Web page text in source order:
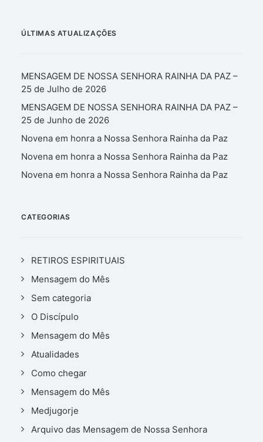
ÚLTIMAS ATUALIZAÇÕES
MENSAGEM DE NOSSA SENHORA RAINHA DA PAZ –
25 de Julho de 2026
MENSAGEM DE NOSSA SENHORA RAINHA DA PAZ –
25 de Junho de 2026
Novena em honra a Nossa Senhora Rainha da Paz
Novena em honra a Nossa Senhora Rainha da Paz
Novena em honra a Nossa Senhora Rainha da Paz
CATEGORIAS
RETIROS ESPIRITUAIS
Mensagem do Mês
Sem categoria
O Discípulo
Mensagem do Mês
Atualidades
Como chegar
Mensagem do Mês
Medjugorje
Arquivo das Mensagem de Nossa Senhora